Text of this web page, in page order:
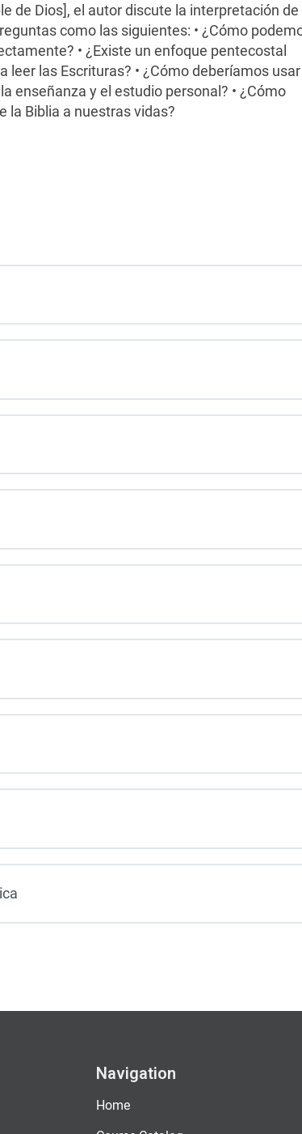
de Dios], el autor discute la interpretación de
como las siguientes: • ¿Cómo
• ¿Existe un enfoque pentecostal
leer las Escrituras? • ¿Cómo deberíamos
enseñanza y el estudio personal? • ¿Cómo
la Biblia a nuestras vidas?
Navigation
Home